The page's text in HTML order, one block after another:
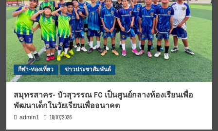
กีฬา-ท่องเที่ยว ข่าวประชาสัมพันธ์
สมุทรสาคร- บัวสุวรรณ FC เป็นศูนย์กลางห้องเรียนเพื่อ
พัฒนาเด็กในวัยเรียนเพื่ออนาคต
admin1 18/07/2026